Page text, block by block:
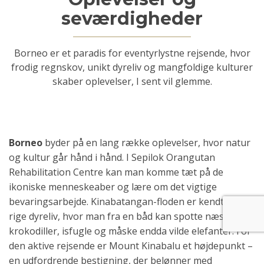
Borneo er et paradis for eventyrlystne rejsende, hvor
frodig regnskov, unikt dyreliv og mangfoldige kulturer
skaber oplevelser, I sent vil glemme.
ikoniske menneskeaber og lære om det vigtige
bevaringsarbejde. Kinabatangan-floden er kendt for sit
rige dyreliv, hvor man fra en båd kan spotte næseaber,
krokodiller, isfugle og måske endda vilde elefanter. For
den aktive rejsende er Mount Kinabalu et højdepunkt –
en udfordrende bestigning, der belønner med
panoramiske udsigter. Regnskovsområder som Danum
Valley og Mulu National Park gemmer på sjældne
plantearter, underjordiske grotter og uforglemmelige